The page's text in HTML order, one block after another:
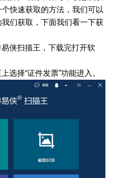
快速获取的方法，我们可以
们获取，下面我们看一下获
侠扫描王，下载完打开软
选择“证件发票”功能进入。